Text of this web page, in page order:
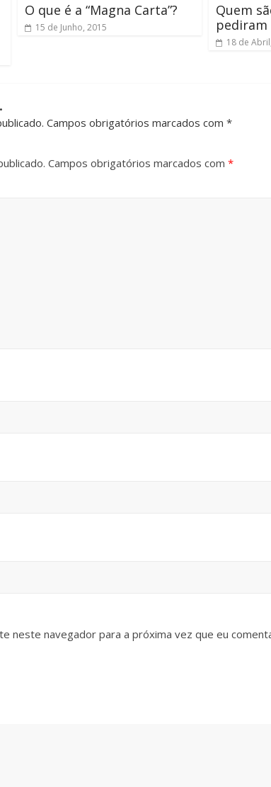
O que é a “Magna Carta”?
15 de Junho, 2015
Quem
pediram
18 de
Campos obrigatórios marcados com *
Campos obrigatórios marcados com *
neste navegador para a próxima vez que eu